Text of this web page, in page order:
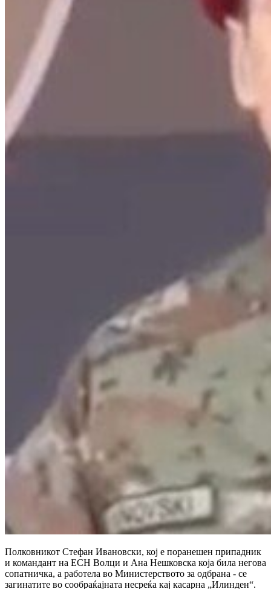
Полковникот Стефан Ивановски, кој е поранешен припадник
и командант на ЕСН Волци и Ана Нешковска која била негова
сопатничка, а работела во Министерството за одбрана - се
загинатите во сообраќајната несреќа кај касарна „Илинден“.